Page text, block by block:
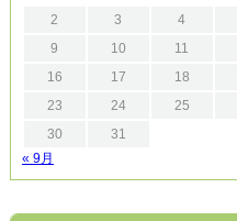
2
3 4
9
10 11
16
17 18
23
24 25
30
31
« 9月